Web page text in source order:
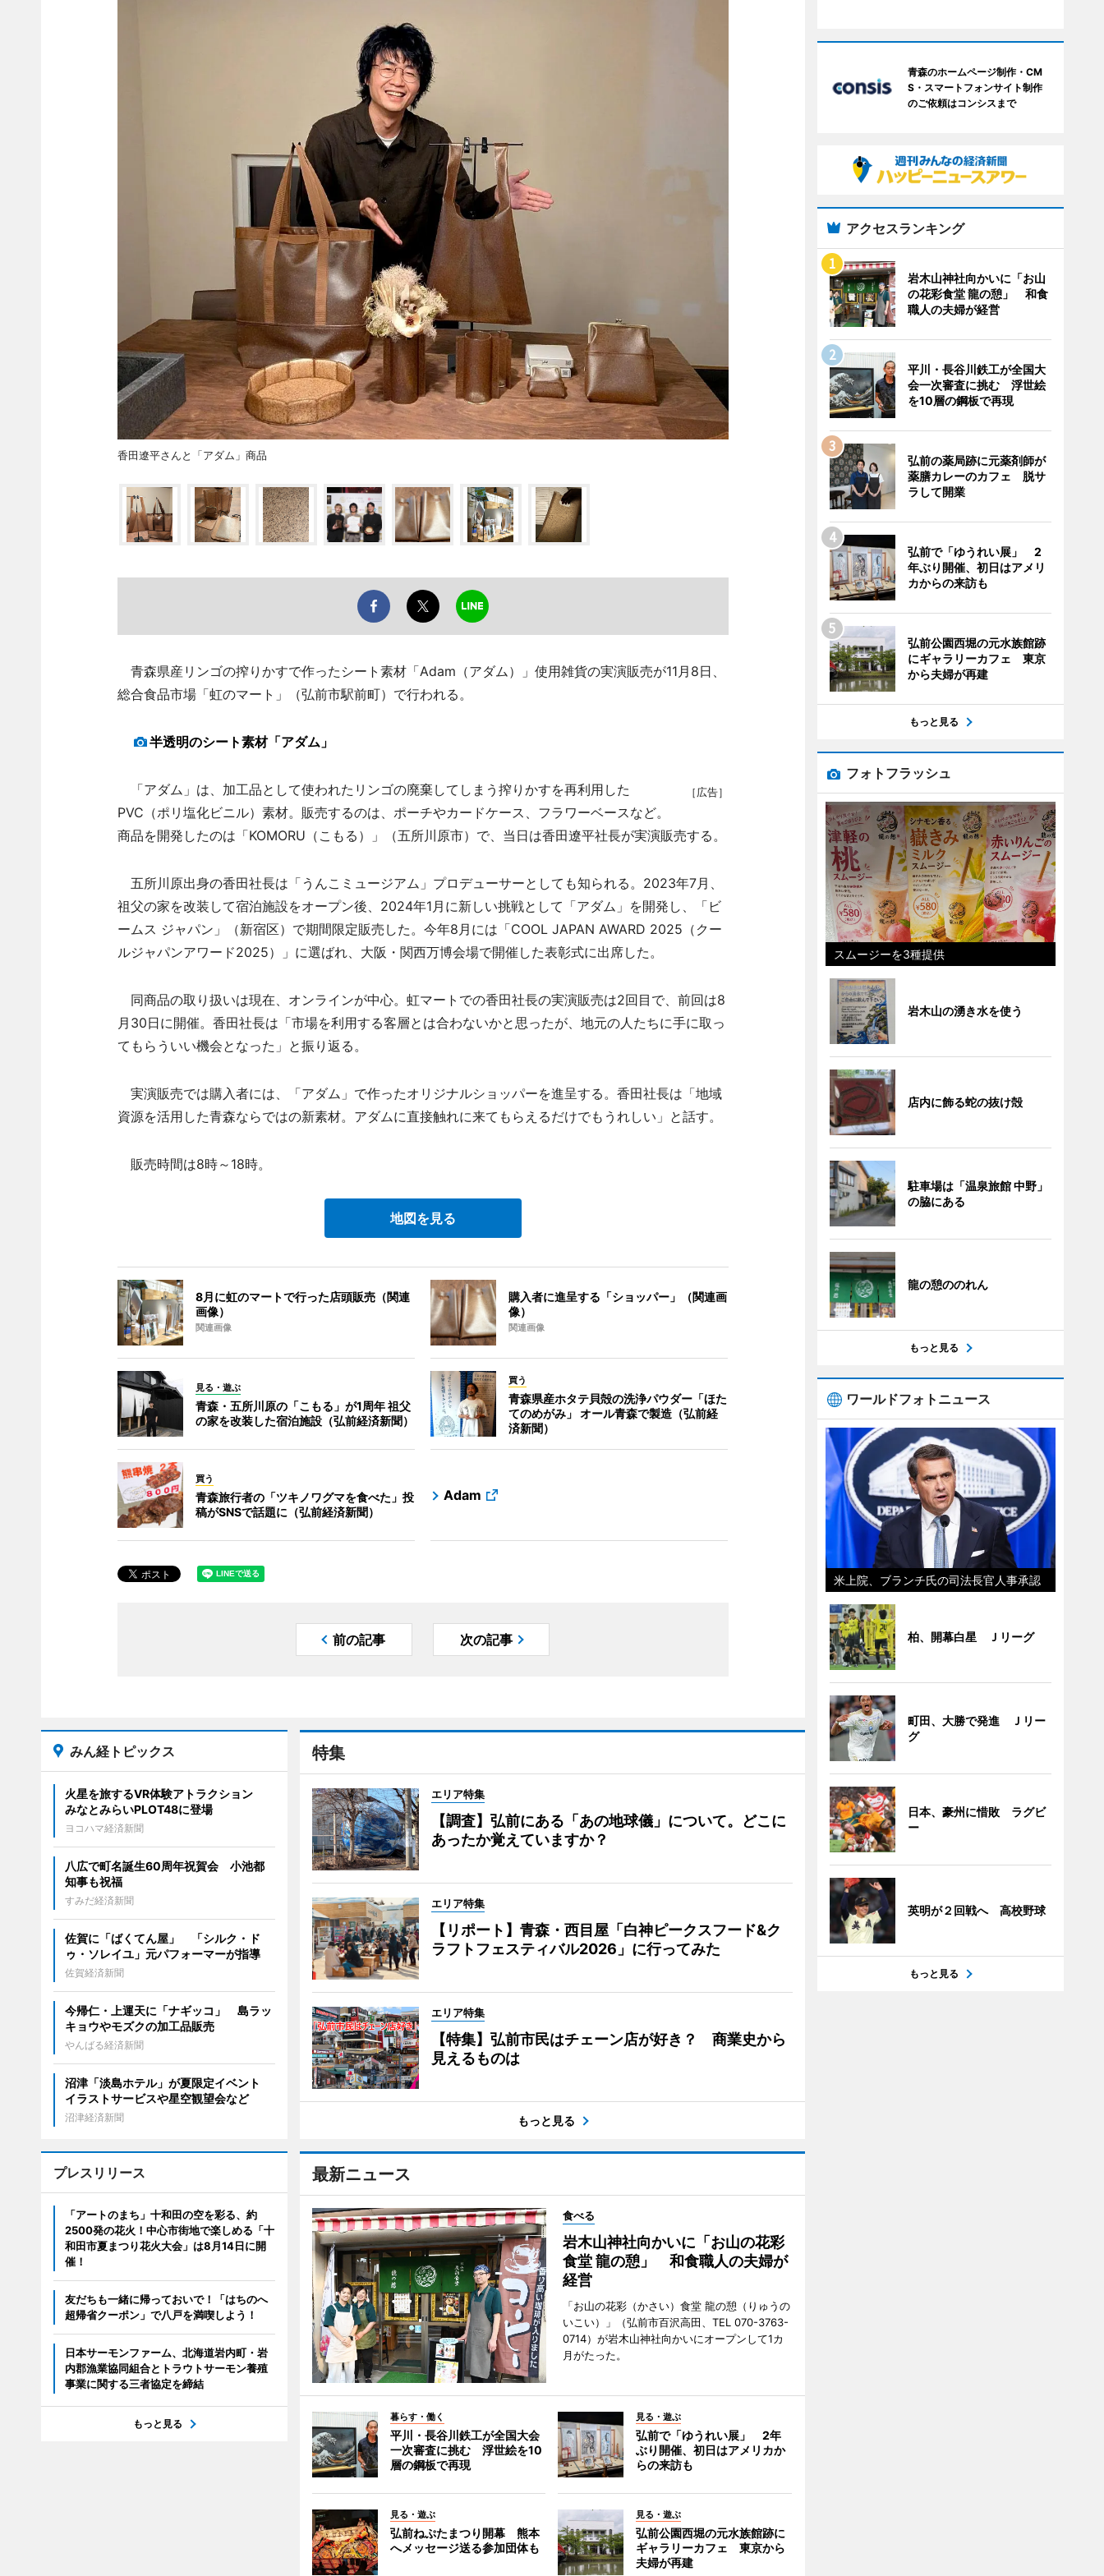
香田遼平さんと「アダム」商品
青森県産リンゴの搾りかすで作ったシート素材「Adam（アダム）」使用雑貨の実演販売が11月8日、
総合食品市場「虹のマート」（弘前市駅前町）で行われる。
半透明のシート素材「アダム」
［広告］
「アダム」は、加工品として使われたリンゴの廃棄してしまう搾りかすを再利用した
PVC（ポリ塩化ビニル）素材。販売するのは、ポーチやカードケース、フラワーベースなど。
商品を開発したのは「KOMORU（こもる）」（五所川原市）で、当日は香田遼平社長が実演販売する。
五所川原出身の香田社長は「うんこミュージアム」プロデューサーとしても知られる。2023年7月、
祖父の家を改装して宿泊施設をオープン後、2024年1月に新しい挑戦として「アダム」を開発し、「ビ
ームス ジャパン」（新宿区）で期間限定販売した。今年8月には「COOL JAPAN AWARD 2025（クー
ルジャパンアワード2025）」に選ばれ、大阪・関西万博会場で開催した表彰式に出席した。
同商品の取り扱いは現在、オンラインが中心。虹マートでの香田社長の実演販売は2回目で、前回は8
月30日に開催。香田社長は「市場を利用する客層とは合わないかと思ったが、地元の人たちに手に取っ
てもらういい機会となった」と振り返る。
実演販売では購入者には、「アダム」で作ったオリジナルショッパーを進呈する。香田社長は「地域
資源を活用した青森ならではの新素材。アダムに直接触れに来てもらえるだけでもうれしい」と話す。
販売時間は8時～18時。
地図を見る
8月に虹のマートで行った店頭販売（関連
画像）
関連画像
購入者に進呈する「ショッパー」（関連画
像）
関連画像
見る・遊ぶ
青森・五所川原の「こもる」が1周年 祖父
の家を改装した宿泊施設（弘前経済新聞）
買う
青森県産ホタテ貝殻の洗浄パウダー「ほた
てのめがみ」 オール青森で製造（弘前経
済新聞）
買う
青森旅行者の「ツキノワグマを食べた」投
稿がSNSで話題に（弘前経済新聞）
Adam
前の記事 次の記事
特集
エリア特集
【調査】弘前にある「あの地球儀」について。どこに
あったか覚えていますか？
エリア特集
【リポート】青森・西目屋「白神ピークスフード&ク
ラフトフェスティバル2026」に行ってみた
エリア特集
【特集】弘前市民はチェーン店が好き？ 商業史から
見えるものは
もっと見る
最新ニュース
食べる
岩木山神社向かいに「お山の花彩
食堂 龍の憩」 和食職人の夫婦が
経営
「お山の花彩（かさい）食堂 龍の憩（りゅうの
いこい）」（弘前市百沢高田、TEL 070-3763-
0714）が岩木山神社向かいにオープンして1カ
月がたった。
暮らす・働く
平川・長谷川鉄工が全国大会
一次審査に挑む 浮世絵を10
層の鋼板で再現
見る・遊ぶ
弘前で「ゆうれい展」 2年
ぶり開催、初日はアメリカか
らの来訪も
見る・遊ぶ
弘前ねぷたまつり開幕 熊本
へメッセージ送る参加団体も
見る・遊ぶ
弘前公園西堀の元水族館跡に
ギャラリーカフェ 東京から
夫婦が再建
みん経トピックス
火星を旅するVR体験アトラクション
みなとみらいPLOT48に登場
ヨコハマ経済新聞
八広で町名誕生60周年祝賀会 小池都
知事も祝福
すみだ経済新聞
佐賀に「ばくてん屋」 「シルク・ド
ゥ・ソレイユ」元パフォーマーが指導
佐賀経済新聞
今帰仁・上運天に「ナギッコ」 島ラッ
キョウやモズクの加工品販売
やんばる経済新聞
沼津「淡島ホテル」が夏限定イベント
イラストサービスや星空観望会など
沼津経済新聞
プレスリリース
「アートのまち」十和田の空を彩る、約
2500発の花火！中心市街地で楽しめる「十
和田市夏まつり花火大会」は8月14日に開
催！
友だちも一緒に帰っておいで！「はちのへ
超帰省クーポン」で八戸を満喫しよう！
日本サーモンファーム、北海道岩内町・岩
内郡漁業協同組合とトラウトサーモン養殖
事業に関する三者協定を締結
もっと見る
青森のホームページ制作・CM
S・スマートフォンサイト制作
のご依頼はコンシスまで
アクセスランキング
岩木山神社向かいに「お山
の花彩食堂 龍の憩」 和食
職人の夫婦が経営
平川・長谷川鉄工が全国大
会一次審査に挑む 浮世絵
を10層の鋼板で再現
弘前の薬局跡に元薬剤師が
薬膳カレーのカフェ 脱サ
ラして開業
弘前で「ゆうれい展」 2
年ぶり開催、初日はアメリ
カからの来訪も
弘前公園西堀の元水族館跡
にギャラリーカフェ 東京
から夫婦が再建
もっと見る
フォトフラッシュ
スムージーを3種提供
岩木山の湧き水を使う
店内に飾る蛇の抜け殻
駐車場は「温泉旅館 中野」
の脇にある
龍の憩ののれん
もっと見る
ワールドフォトニュース
米上院、ブランチ氏の司法長官人事承認
柏、開幕白星 Ｊリーグ
町田、大勝で発進 Ｊリー
グ
日本、豪州に惜敗 ラグビ
ー
英明が２回戦へ 高校野球
もっと見る